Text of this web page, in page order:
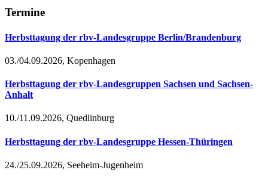
Termine
Herbsttagung der rbv-Landesgruppe Berlin/Brandenburg
03./04.09.2026, Kopenhagen
Herbsttagung der rbv-Landesgruppen Sachsen und Sachsen-
Anhalt
10./11.09.2026, Quedlinburg
Herbsttagung der rbv-Landesgruppe Hessen-Thüringen
24./25.09.2026, Seeheim-Jugenheim